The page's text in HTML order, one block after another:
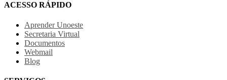
ACESSO RÁPIDO
Aprender Unoeste
Secretaria Virtual
Documentos
Webmail
Blog